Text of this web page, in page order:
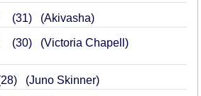
31 (Akivasha)
30 (Victoria Chapell)
28 (Juno Skinner)